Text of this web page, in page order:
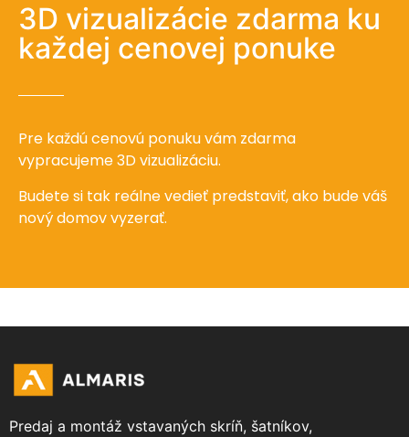
3D vizualizácie zdarma ku
každej cenovej ponuke
Pre každú cenovú ponuku vám zdarma
vypracujeme 3D vizualizáciu.
Budete si tak reálne vedieť predstaviť, ako bude váš
nový domov vyzerať.
Predaj a montáž vstavaných skríň, šatníkov,